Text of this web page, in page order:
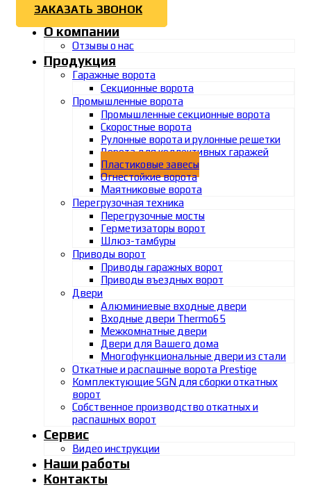
ЗАКАЗАТЬ ЗВОНОК
О компании
Отзывы о нас
Продукция
Гаражные ворота
Секционные ворота
Промышленные ворота
Промышленные секционные ворота
Скоростные ворота
Рулонные ворота и рулонные решетки
Ворота для коллективных гаражей
Пластиковые завесы
Огнестойкие ворота
Маятниковые ворота
Перегрузочная техника
Перегрузочные мосты
Герметизаторы ворот
Шлюз-тамбуры
Приводы ворот
Приводы гаражных ворот
Приводы въездных ворот
Двери
Алюминиевые входные двери
Входные двери Thermo65
Межкомнатные двери
Двери для Вашего дома
Многофункциональные двери из стали
Откатные и распашные ворота Prestige
Комплектующие SGN для сборки откатных
ворот
Собственное производство откатных и
распашных ворот
Сервис
Видео инструкции
Наши работы
Контакты